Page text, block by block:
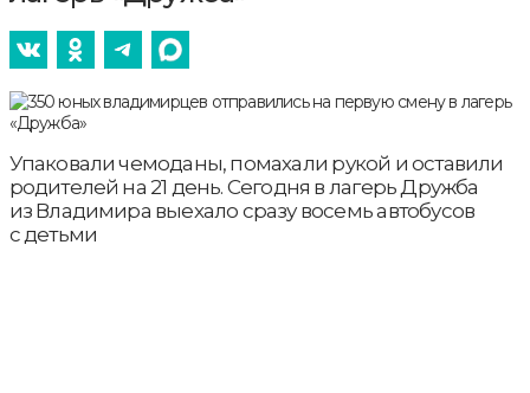
Упаковали чемоданы, помахали рукой и оставили
родителей на 21 день. Сегодня в лагерь Дружба
из Владимира выехало сразу восемь автобусов
с детьми